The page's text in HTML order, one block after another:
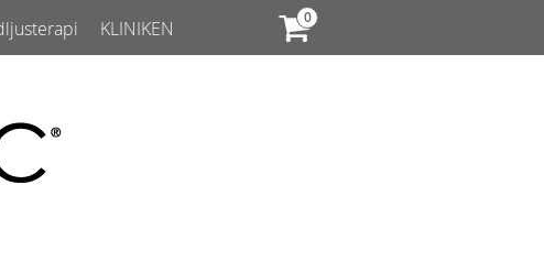
KLINIKEN